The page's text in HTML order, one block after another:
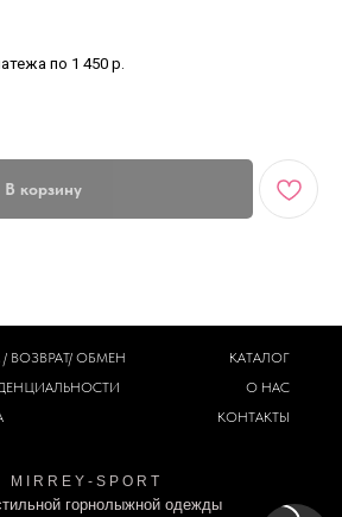
по 1 450 р.
В корзину
M I R R E Y - S P O R T
горнолыжной одежды
ВОЗВРАТ/ ОБМЕН
КАТАЛОГ
О НАС
КОНТАКТЫ